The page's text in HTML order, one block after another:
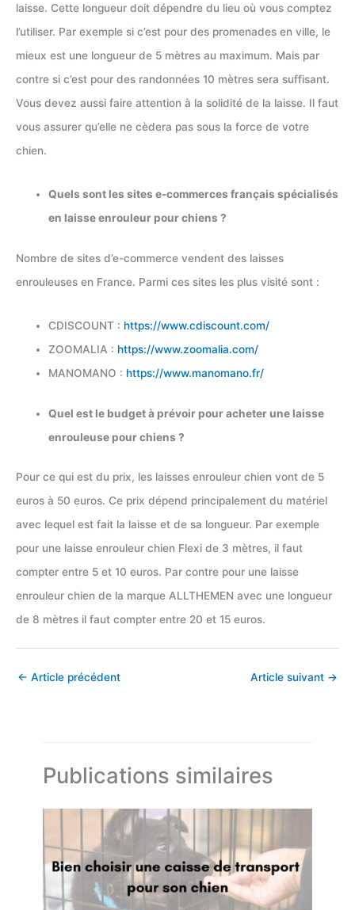
laisse. Cette longueur doit dépendre du lieu où vous comptez
l’utiliser. Par exemple si c’est pour des promenades en ville, le
mieux est une longueur de 5 mètres au maximum. Mais par
contre si c’est pour des randonnées 10 mètres sera suffisant.
Vous devez aussi faire attention à la solidité de la laisse. Il faut
vous assurer qu’elle ne cèdera pas sous la force de votre
chien.
Quels sont les sites e-commerces français spécialisés
en laisse enrouleur pour chiens ?
Nombre de sites d’e-commerce vendent des laisses
enrouleuses en France. Parmi ces sites les plus visité sont :
CDISCOUNT : https://www.cdiscount.com/
ZOOMALIA : https://www.zoomalia.com/
MANOMANO : https://www.manomano.fr/
Quel est le budget à prévoir pour acheter une laisse
enrouleuse pour chiens ?
Pour ce qui est du prix, les laisses enrouleur chien vont de 5
euros à 50 euros. Ce prix dépend principalement du matériel
avec lequel est fait la laisse et de sa longueur. Par exemple
pour une laisse enrouleur chien Flexi de 3 mètres, il faut
compter entre 5 et 10 euros. Par contre pour une laisse
enrouleur chien de la marque ALLTHEMEN avec une longueur
de 8 mètres il faut compter entre 20 et 15 euros.
← Article précédent Article suivant →
Publications similaires